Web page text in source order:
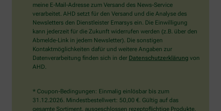
Sie
bitte
die
Flagge.
meine E-Mail-Adresse zum Versand des News-Service
verarbeitet. AHD setzt für den Versand und die Analyse des
Newsletters den Dienstleister Emarsys ein. Die Einwilligung
kann jederzeit für die Zukunft widerrufen werden (z.B. über den
Abmelde-Link in jedem Newsletter). Die sonstigen
Kontaktmöglichkeiten dafür und weitere Angaben zur
Datenverarbeitung finden sich in der Datenschutzerklärung von
AHD.
* Coupon-Bedingungen: Einmalig einlösbar bis zum
31.12.2026. Mindestbestellwert: 50,00 €. Gültig auf das
gesamte Sortiment, ausgeschlossen rezeptpflichtige Produkte.